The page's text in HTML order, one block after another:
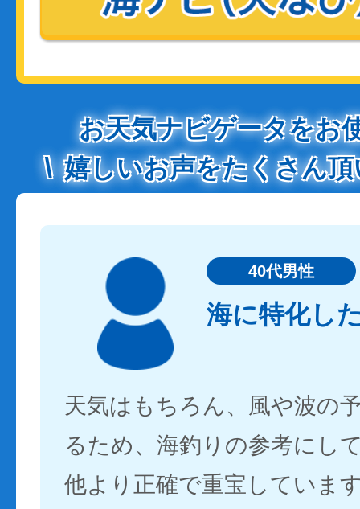
お天気ナビゲータをお
嬉しいお声をたくさん
40代男性
海に特化し
天気はもちろん、風や波の
るため、海釣りの参考にし
他より正確で重宝していま